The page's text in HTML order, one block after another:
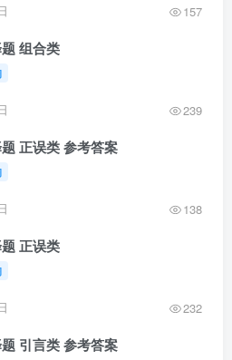
157
组合类
239
正误类 参考答案
138
正误类
232
引言类 参考答案